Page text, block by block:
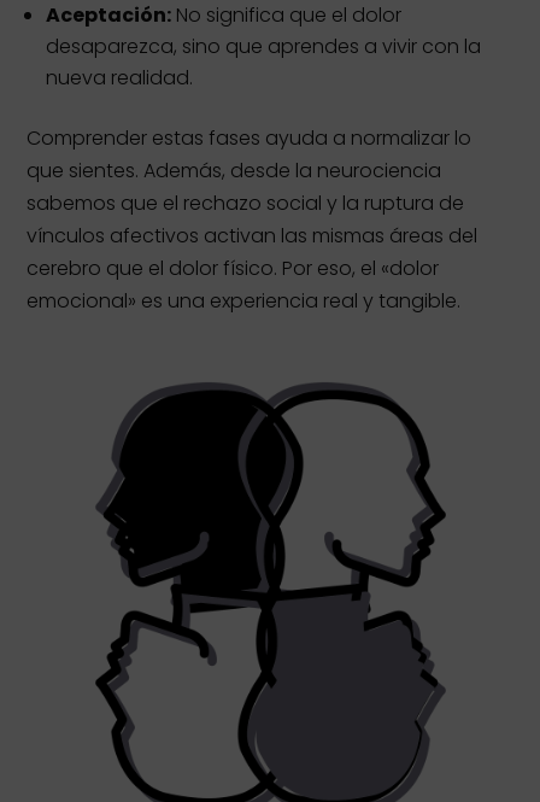
Aceptación: No significa que el dolor
desaparezca, sino que aprendes a vivir con la
nueva realidad.
Comprender estas fases ayuda a normalizar lo
que sientes. Además, desde la neurociencia
sabemos que el rechazo social y la ruptura de
vínculos afectivos activan las mismas áreas del
cerebro que el dolor físico. Por eso, el «dolor
emocional» es una experiencia real y tangible.